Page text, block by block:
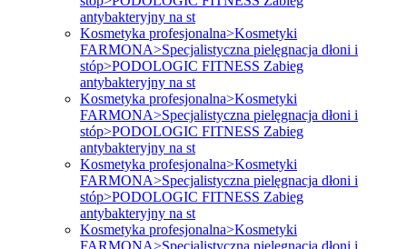
antybakteryjny na st
Kosmetyka profesjonalna>Kosmetyki
FARMONA>Specjalistyczna pielęgnacja dłoni i
stóp>PODOLOGIC FITNESS Zabieg
antybakteryjny na st
Kosmetyka profesjonalna>Kosmetyki
FARMONA>Specjalistyczna pielęgnacja dłoni i
stóp>PODOLOGIC FITNESS Zabieg
antybakteryjny na st
Kosmetyka profesjonalna>Kosmetyki
FARMONA>Specjalistyczna pielęgnacja dłoni i
stóp>PODOLOGIC FITNESS Zabieg
antybakteryjny na st
Kosmetyka profesjonalna>Kosmetyki
FARMONA>Specjalistyczna pielęgnacja dłoni i